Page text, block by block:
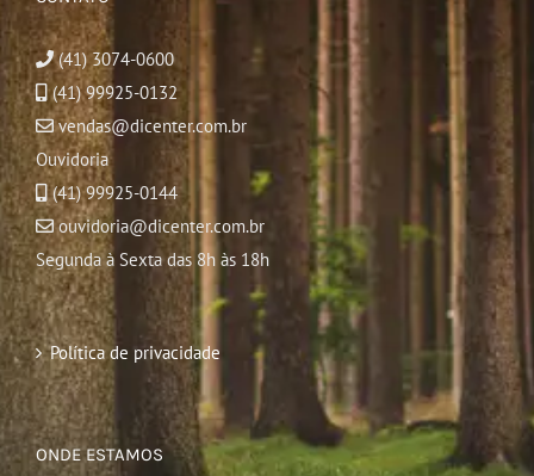
(41) 3074-0600
(41) 99925-0132
vendas@dicenter.com.br
Ouvidoria
(41) 99925-0144
ouvidoria@dicenter.com.br
Segunda à Sexta das 8h às 18h
Política de privacidade
ONDE ESTAMOS